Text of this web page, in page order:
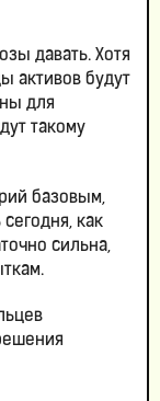
давать. Хотя
активов будут
для
такому
базовым,
как
сильна,